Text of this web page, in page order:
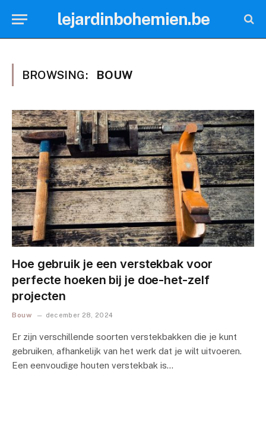
lejardinbohemien.be
BROWSING: BOUW
Hoe gebruik je een verstekbak voor
perfecte hoeken bij je doe-het-zelf
projecten
Bouw december 28, 2024
Er zijn verschillende soorten verstekbakken die je kunt
gebruiken, afhankelijk van het werk dat je wilt uitvoeren.
Een eenvoudige houten verstekbak is…